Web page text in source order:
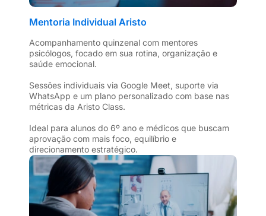
Mentoria Individual Aristo
Acompanhamento quinzenal com mentores
psicólogos, focado em sua rotina, organização e
saúde emocional.
Sessões individuais via Google Meet, suporte via
WhatsApp e um plano personalizado com base nas
métricas da Aristo Class.
Ideal para alunos do 6º ano e médicos que buscam
aprovação com mais foco, equilíbrio e
direcionamento estratégico.